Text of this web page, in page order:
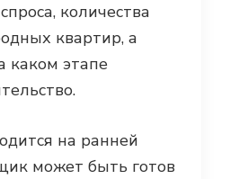
количества
квартир, а
каком этапе
на ранней
может быть готов